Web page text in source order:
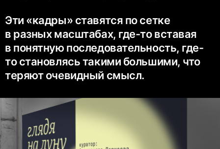
Эти «кадры» ставятся по сетке
в разных масштабах, где-то вставая
в понятную последовательность, где-
то становлясь такими большими, что
теряют очевидный смысл.